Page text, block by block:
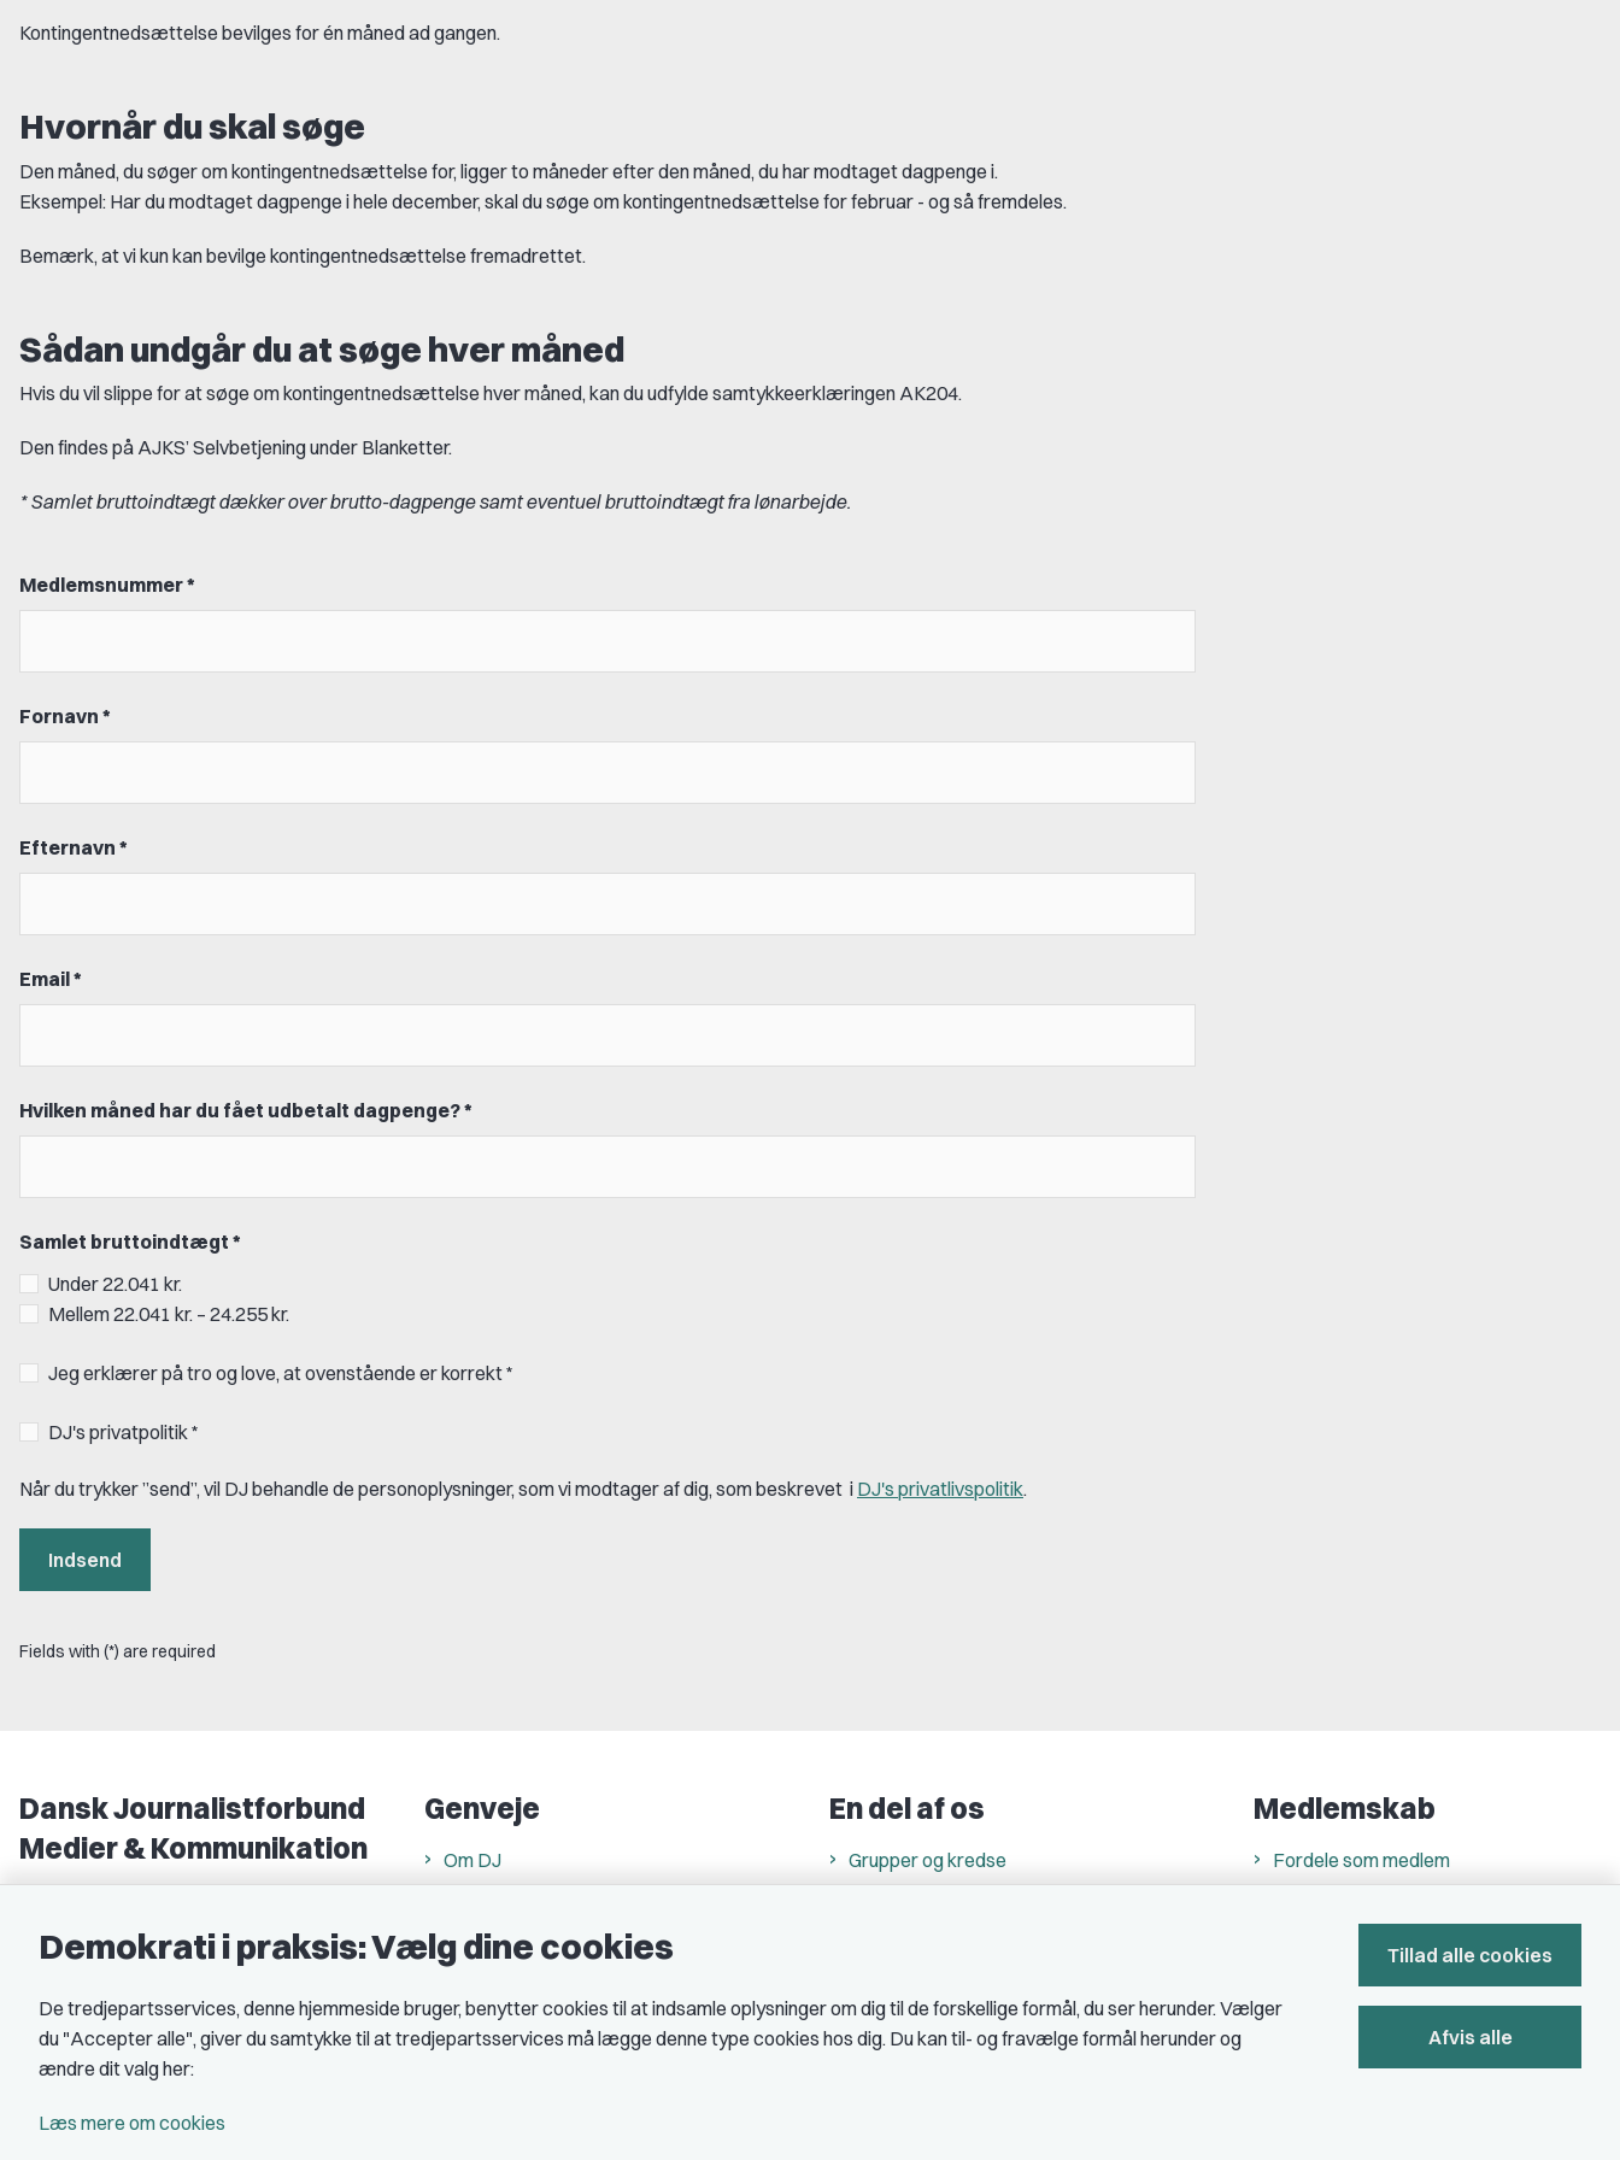
Kontingentnedsættelse bevilges for én måned ad gangen.
Hvornår du skal søge
Den måned, du søger om kontingentnedsættelse for, ligger to måneder efter den måned, du har modtaget dagpenge i.
Eksempel: Har du modtaget dagpenge i hele december, skal du søge om kontingentnedsættelse for februar - og så fremdeles.
Bemærk, at vi kun kan bevilge kontingentnedsættelse fremadrettet.
Sådan undgår du at søge hver måned
Hvis du vil slippe for at søge om kontingentnedsættelse hver måned, kan du udfylde samtykkeerklæringen AK204.
Den findes på AJKS’ Selvbetjening under Blanketter.
* Samlet bruttoindtægt dækker over brutto-dagpenge samt eventuel bruttoindtægt fra lønarbejde.
Medlemsnummer *
Fornavn *
Efternavn *
Email *
Hvilken måned har du fået udbetalt dagpenge? *
Samlet bruttoindtægt *
Under 22.041 kr.
Mellem 22.041 kr. – 24.255 kr.
Jeg erklærer på tro og love, at ovenstående er korrekt *
DJ's privatpolitik *
Når du trykker ”send”, vil DJ behandle de personoplysninger, som vi modtager af dig, som beskrevet i DJ's privatlivspolitik.
Indsend
Fields with (*) are required
Dansk Journalistforbund
Medier & Kommunikation
EAN nr.: 5790002490071
Kontakt DJ
Genveje
Om DJ
Find freelancer
Rettighedsmidler hos DJ
En del af os
Grupper og kredse
Medlemskab
Fordele som medlem
Bliv medlem
Demokrati i praksis: Vælg dine cookies
De tredjepartsservices, denne hjemmeside bruger, benytter cookies til at indsamle oplysninger om dig til de forskellige formål, du ser herunder. Vælger
du "Accepter alle", giver du samtykke til at tredjepartsservices må lægge denne type cookies hos dig. Du kan til- og fravælge formål herunder og
ændre dit valg her:
Læs mere om cookies
Tillad alle cookies
Afvis alle